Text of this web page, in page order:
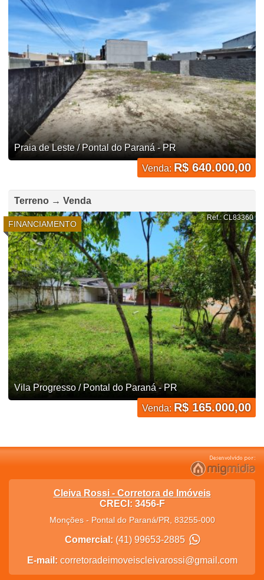
Praia de Leste / Pontal do Paraná - PR
Venda: R$ 640.000,00
Terreno → Venda
FINANCIAMENTO
Ref.: CL83360
Vila Progresso / Pontal do Paraná - PR
Venda: R$ 165.000,00
Cleiva Rossi - Corretora de Imóveis
CRECI: 3456-F
Monções- Pontal do Paraná/PR, 83255-000
Comercial: (41) 99653-2885
E-mail: corretoradeimoveiscleivarossi@gmail.com